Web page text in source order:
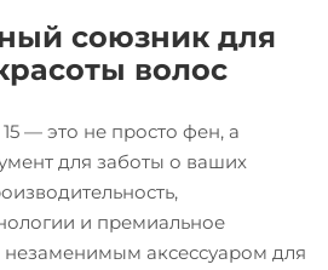
союзник для
волос
— это не просто фен, а
для заботы о ваших
и премиальное
незаменимым аксессуаром для